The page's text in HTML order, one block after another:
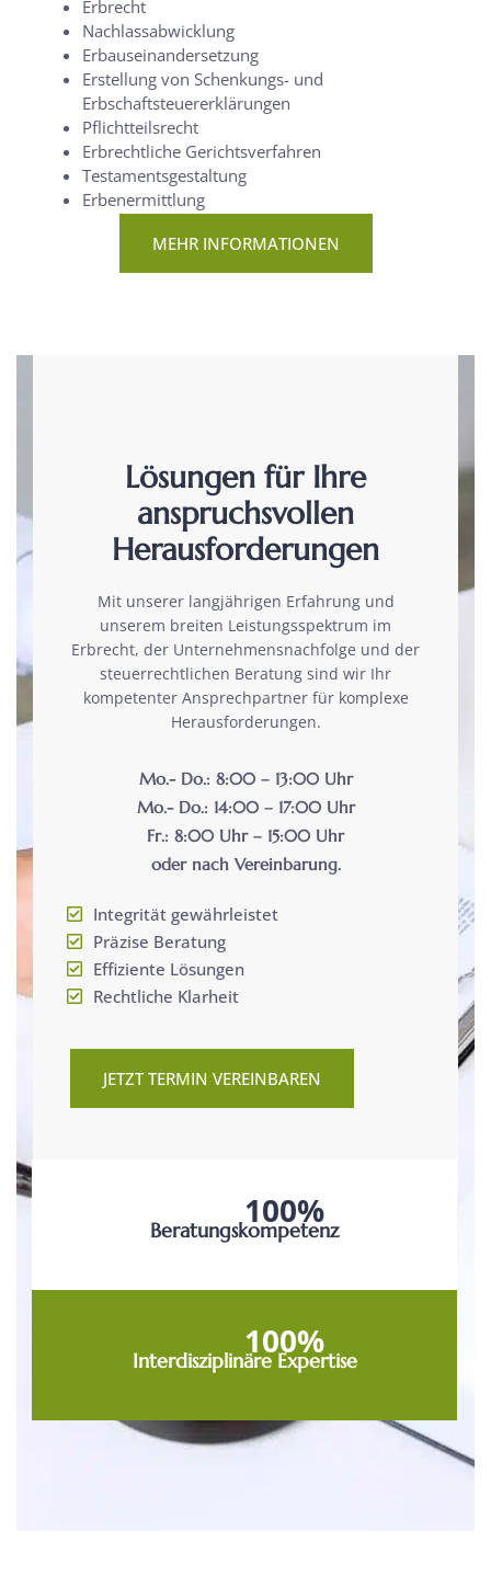
Erbrecht
Nachlassabwicklung
Erbauseinandersetzung
Erstellung von Schenkungs- und
Erbschaftsteuererklärungen
Pflichtteilsrecht
Erbrechtliche Gerichtsverfahren
Testamentsgestaltung
Erbenermittlung
MEHR INFORMATIONEN
Lösungen für Ihre
anspruchsvollen
Herausforderungen
Mit unserer langjährigen Erfahrung und
unserem breiten Leistungsspektrum im
Erbrecht, der Unternehmensnachfolge und der
steuerrechtlichen Beratung sind wir Ihr
kompetenter Ansprechpartner für komplexe
Herausforderungen.
Mo.- Do.: 8:00 – 13:00 Uhr
Mo.- Do.: 14:00 – 17:00 Uhr
Fr.: 8:00 Uhr – 15:00 Uhr
oder nach Vereinbarung.
Integrität gewährleistet
Präzise Beratung
Effiziente Lösungen
Rechtliche Klarheit
JETZT TERMIN VEREINBAREN
100%
Beratungskompetenz
100%
Interdisziplinäre Expertise